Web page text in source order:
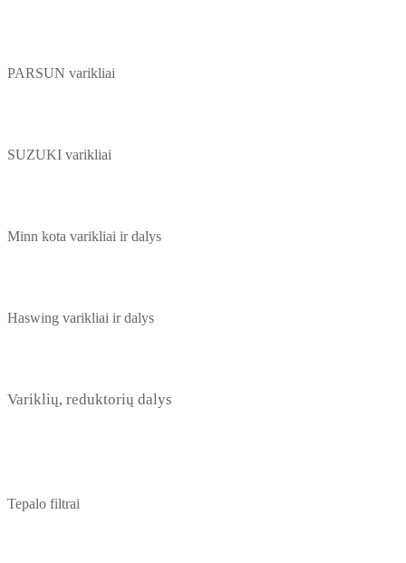
PARSUN varikliai
SUZUKI varikliai
Minn kota varikliai ir dalys
Haswing varikliai ir dalys
Variklių, reduktorių dalys
Tepalo filtrai